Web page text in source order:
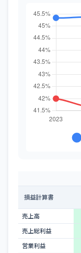
損益計算書
売上高
売上総利益
営業利益